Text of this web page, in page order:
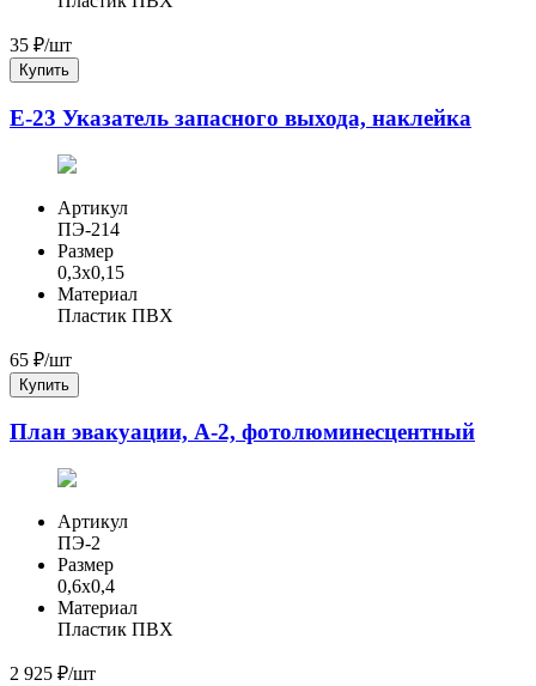
35 ₽/шт
Купить
Е-23 Указатель запасного выхода, наклейка
Артикул
ПЭ-214
Размер
0,3x0,15
Материал
Пластик ПВХ
65 ₽/шт
Купить
План эвакуации, А-2, фотолюминесцентный
Артикул
ПЭ-2
Размер
0,6x0,4
Материал
Пластик ПВХ
2 925 ₽/шт